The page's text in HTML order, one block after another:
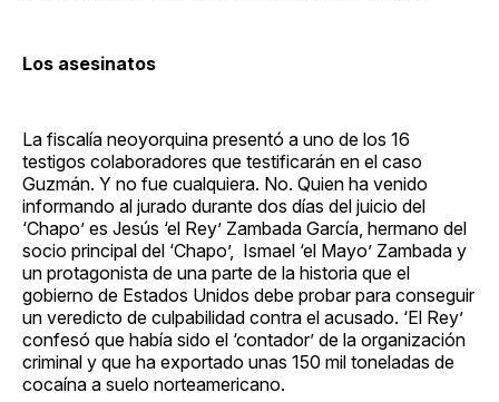
Los asesinatos
La fiscalía neoyorquina presentó a uno de los 16
testigos colaboradores que testificarán en el caso
Guzmán. Y no fue cualquiera. No. Quien ha venido
informando al jurado durante dos días del juicio del
‘Chapo’ es Jesús ‘el Rey’ Zambada García, hermano del
socio principal del ‘Chapo’, Ismael ‘el Mayo’ Zambada y
un protagonista de una parte de la historia que el
gobierno de Estados Unidos debe probar para conseguir
un veredicto de culpabilidad contra el acusado. ‘El Rey’
confesó que había sido el ‘contador’ de la organización
criminal y que ha exportado unas 150 mil toneladas de
cocaína a suelo norteamericano.